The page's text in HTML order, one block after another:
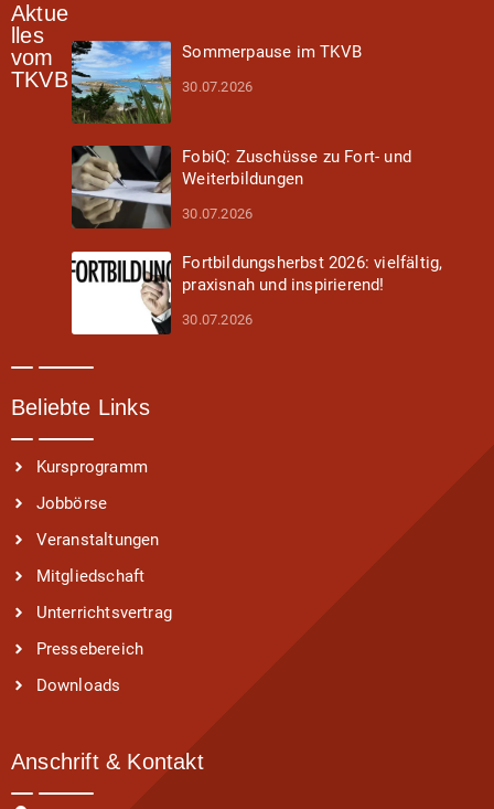
Aktue
lles
vom
TKVB
Sommerpause im TKVB
30.07.2026
FobiQ: Zuschüsse zu Fort- und
Weiterbildungen
30.07.2026
Fortbildungsherbst 2026: vielfältig,
praxisnah und inspirierend!
30.07.2026
Beliebte Links
Kursprogramm
Jobbörse
Veranstaltungen
Mitgliedschaft
Unterrichtsvertrag
Pressebereich
Downloads
Anschrift & Kontakt